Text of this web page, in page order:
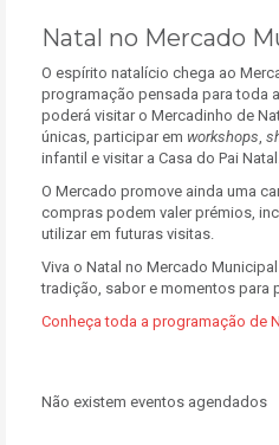
Natal no Mercado
O espírito natalício chega ao
programação pensada para toda
poderá visitar o Mercadinho de
únicas, participar em workshops,
infantil e visitar a Casa do Pai
O Mercado promove ainda uma
compras podem valer prémios,
utilizar em futuras visitas.
Viva o Natal no Mercado
tradição, sabor e momentos para
Conheça toda a programação de
Não existem eventos agendados